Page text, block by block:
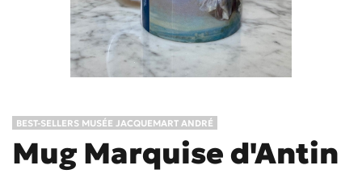
BEST-SELLERS MUSÉE JACQUEMART ANDRÉ
Mug Marquise d'Antin